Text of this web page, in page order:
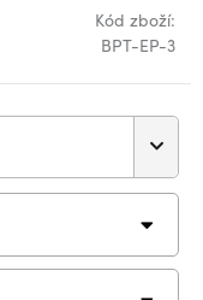
Kód zboží:
BPT-EP-3